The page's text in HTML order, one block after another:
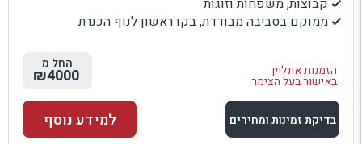
קבוצות, משפחות וזוגות
ממוקם בסביבה מבודדת, בקו ראשון לנוף הכנרת
הזמנות אונליין
באישור בעל הצימר
החל מ
₪4000
בדיקת זמינות ומחירים למידע נוסף